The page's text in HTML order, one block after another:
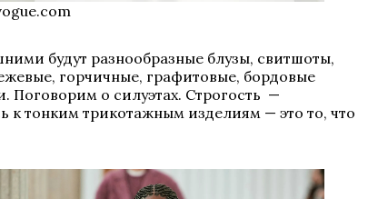
будут разнообразные блузы, свитшоты,
горчичные, графитовые, бордовые
Поговорим о силуэтах. Строгость —
к тонким трикотажным изделиям — это то, что